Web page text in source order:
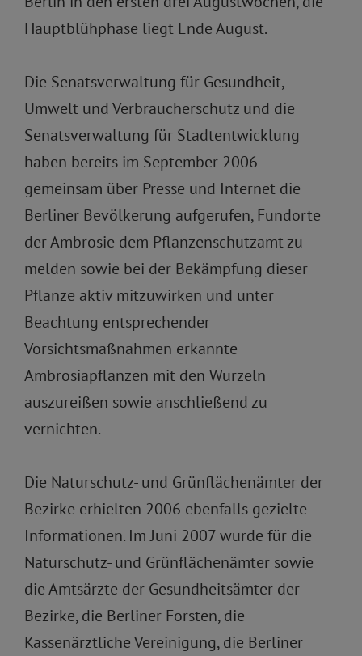
Hauptblühphase liegt Ende August.
Die Senatsverwaltung für Gesundheit,
Umwelt und Verbraucherschutz und die
Senatsverwaltung für Stadtentwicklung
haben bereits im September 2006
gemeinsam über Presse und Internet die
Berliner Bevölkerung aufgerufen, Fundorte
der Ambrosie dem Pflanzenschutzamt zu
melden sowie bei der Bekämpfung dieser
Pflanze aktiv mitzuwirken und unter
Beachtung entsprechender
Vorsichtsmaßnahmen erkannte
Ambrosiapflanzen mit den Wurzeln
auszureißen sowie anschließend zu
vernichten.
Die Naturschutz- und Grünflächenämter der
Bezirke erhielten 2006 ebenfalls gezielte
Informationen. Im Juni 2007 wurde für die
Naturschutz- und Grünflächenämter sowie
die Amtsärzte der Gesundheitsämter der
Bezirke, die Berliner Forsten, die
Kassenärztliche Vereinigung, die Berliner